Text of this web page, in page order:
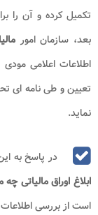
تکمیل کرده و آن را
بعد، سازمان امور
اطلاعات اعلامی مودی
تعیین و طی نامه ای
نماید.
در پاسخ به
ابلاغ اوراق مالیاتی
است از بررسی